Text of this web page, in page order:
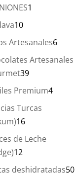
1
1010
productos
Artesanales66
Artesanales
3939
productos
Premium44
Turcas
1616
productos
de Leche
12
productos
deshidratadas50